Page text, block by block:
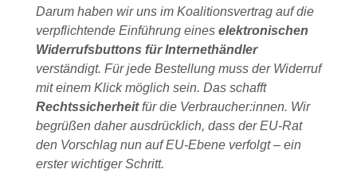
Darum haben wir uns im Koalitionsvertrag auf die
verpflichtende Einführung eines elektronischen
Widerrufsbuttons für Internethändler
verständigt. Für jede Bestellung muss der Widerruf
mit einem Klick möglich sein. Das schafft
Rechtssicherheitfür die Verbraucher:innen. Wir
begrüßen daher ausdrücklich, dass der EU-Rat
den Vorschlag nun auf EU-Ebene verfolgt – ein
erster wichtiger Schritt.